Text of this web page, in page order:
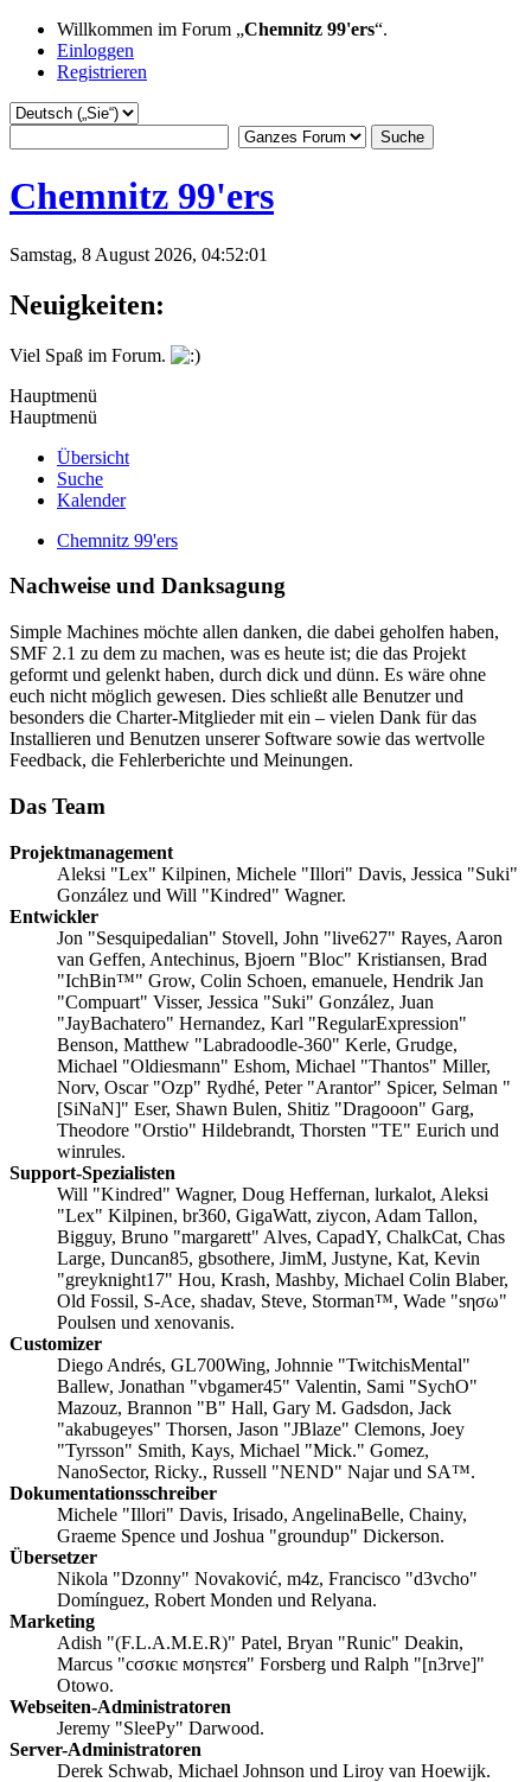
Willkommen im Forum „Chemnitz 99'ers“.
Einloggen
Registrieren
Chemnitz 99'ers
Samstag, 8 August 2026, 04:52:01
Neuigkeiten:
Viel Spaß im Forum.
Hauptmenü
Hauptmenü
Übersicht
Suche
Kalender
Chemnitz 99'ers
Nachweise und Danksagung
Simple Machines möchte allen danken, die dabei geholfen haben,
SMF 2.1 zu dem zu machen, was es heute ist; die das Projekt
geformt und gelenkt haben, durch dick und dünn. Es wäre ohne
euch nicht möglich gewesen. Dies schließt alle Benutzer und
besonders die Charter-Mitglieder mit ein – vielen Dank für das
Installieren und Benutzen unserer Software sowie das wertvolle
Feedback, die Fehlerberichte und Meinungen.
Das Team
Projektmanagement
Aleksi "Lex" Kilpinen, Michele "Illori" Davis, Jessica "Suki"
González und Will "Kindred" Wagner.
Entwickler
Jon "Sesquipedalian" Stovell, John "live627" Rayes, Aaron
van Geffen, Antechinus, Bjoern "Bloc" Kristiansen, Brad
"IchBin™" Grow, Colin Schoen, emanuele, Hendrik Jan
"Compuart" Visser, Jessica "Suki" González, Juan
"JayBachatero" Hernandez, Karl "RegularExpression"
Benson, Matthew "Labradoodle-360" Kerle, Grudge,
Michael "Oldiesmann" Eshom, Michael "Thantos" Miller,
Norv, Oscar "Ozp" Rydhé, Peter "Arantor" Spicer, Selman "
[SiNaN]" Eser, Shawn Bulen, Shitiz "Dragooon" Garg,
Theodore "Orstio" Hildebrandt, Thorsten "TE" Eurich und
winrules.
Support-Spezialisten
Will "Kindred" Wagner, Doug Heffernan, lurkalot, Aleksi
"Lex" Kilpinen, br360, GigaWatt, ziycon, Adam Tallon,
Bigguy, Bruno "margarett" Alves, CapadY, ChalkCat, Chas
Large, Duncan85, gbsothere, JimM, Justyne, Kat, Kevin
"greyknight17" Hou, Krash, Mashby, Michael Colin Blaber,
Old Fossil, S-Ace, shadav, Steve, Storman™, Wade "sησω"
Poulsen und xenovanis.
Customizer
Diego Andrés, GL700Wing, Johnnie "TwitchisMental"
Ballew, Jonathan "vbgamer45" Valentin, Sami "SychO"
Mazouz, Brannon "B" Hall, Gary M. Gadsdon, Jack
"akabugeyes" Thorsen, Jason "JBlaze" Clemons, Joey
"Tyrsson" Smith, Kays, Michael "Mick." Gomez,
NanoSector, Ricky., Russell "NEND" Najar und SA™.
Dokumentationsschreiber
Michele "Illori" Davis, Irisado, AngelinaBelle, Chainy,
Graeme Spence und Joshua "groundup" Dickerson.
Übersetzer
Nikola "Dzonny" Novaković, m4z, Francisco "d3vcho"
Domínguez, Robert Monden und Relyana.
Marketing
Adish "(F.L.A.M.E.R)" Patel, Bryan "Runic" Deakin,
Marcus "cσσкιє мσηѕтєя" Forsberg und Ralph "[n3rve]"
Otowo.
Webseiten-Administratoren
Jeremy "SleePy" Darwood.
Server-Administratoren
Derek Schwab, Michael Johnson und Liroy van Hoewijk.